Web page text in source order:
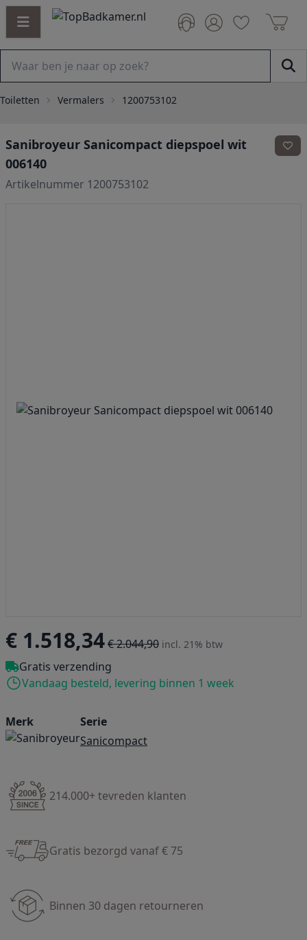
Toiletten Vermalers 1200753102
Sanibroyeur Sanicompact diepspoel wit
006140
Artikelnummer 1200753102
€ 1.518,34€ 2.044,90 incl. 21% btw
Gratis verzending
Vandaag besteld, levering binnen 1 week
Merk
Serie
Sanicompact
214.000+ tevreden klanten
Gratis bezorgd vanaf € 75
Binnen 30 dagen retourneren